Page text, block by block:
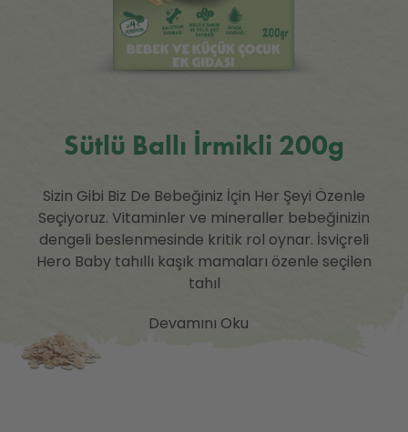
Sütlü Ballı İrmikli 200g
Sizin Gibi Biz De Bebeğiniz İçin Her Şeyi Özenle
Seçiyoruz. Vitaminler ve mineraller bebeğinizin
dengeli beslenmesinde kritik rol oynar. İsviçreli
Hero Baby tahıllı kaşık mamaları özenle seçilen
tahıl
Devamını Oku